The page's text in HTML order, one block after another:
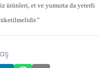
ürünleri, et ve yumurta da yeterli